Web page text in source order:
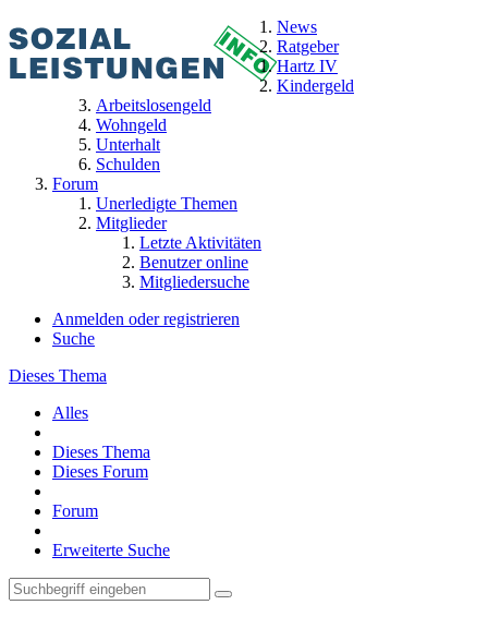
News
Ratgeber
Hartz IV
Kindergeld
Arbeitslosengeld
Wohngeld
Unterhalt
Schulden
Forum
Unerledigte Themen
Mitglieder
Letzte Aktivitäten
Benutzer online
Mitgliedersuche
Anmelden oder registrieren
Suche
Dieses Thema
Alles
Dieses Thema
Dieses Forum
Forum
Erweiterte Suche